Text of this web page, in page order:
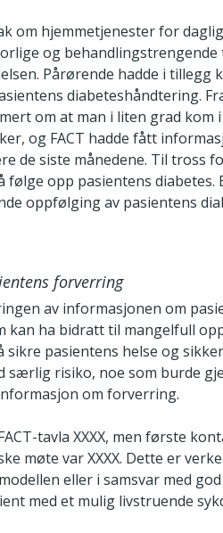
om hjemmetjenester for
og
Pårørende hadde i tillegg
diabeteshåndtering.
om at man i liten grad
og FACT hadde fått
de siste månedene. Til tross
opp pasientens diabetes.
oppfølging av pasientens
forverring
av informasjonen om
kan ha bidratt til mangelfull
pasientens helse og
særlig risiko, noe som burde
om forverring.
tavla XXXX, men første
møte var XXXX. Dette er
eller i samsvar med
med et mulig livstruende